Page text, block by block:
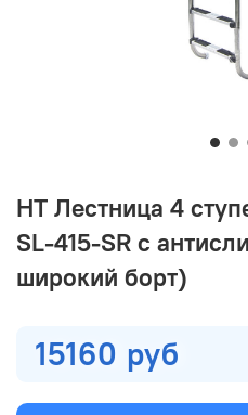
HT Лестница 4
SL-415-SR с
широкий борт)
15160 руб